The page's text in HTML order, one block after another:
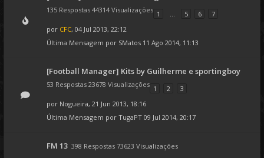
135 Respostas 44314 Visualizações 1 ... 5 6
7
por CFC, 04 Jul 2013, 22:12
Última Mensagem por SMatos 11 Ago 2014, 11:13
[Football Manager] Kits by Guilherme e sportingboy
53 Respostas 23678 Visualizações 1 2
3
por Nogueira, 21 Jun 2013, 18:16
Última Mensagem por TugaPT 09 Jul 2014, 20:17
FM 13 398 Respostas 73623 Visualizações